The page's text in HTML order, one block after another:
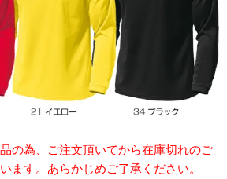
の為、ご注文頂いてから在庫切れのご
ます。あらかじめご了承ください。